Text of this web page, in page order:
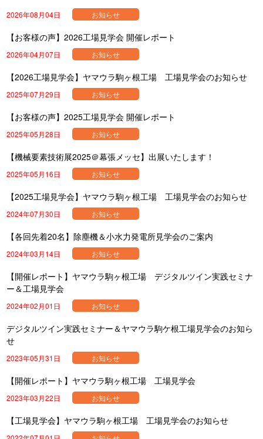
2026年08月04日 お知らせ
【お客様の声】2026工場見学会 開催レポート
2026年04月07日 お知らせ
【2026工場見学会】ヤマウラ駒ヶ根工場 工場見学会のお知らせ
2025年07月29日 お知らせ
【お客様の声】2025工場見学会 開催レポート
2025年05月28日 お知らせ
【機械要素技術展2025＠幕張メッセ】出展いたします！
2025年05月16日 お知らせ
【2025工場見学会】ヤマウラ駒ヶ根工場 工場見学会のお知らせ
2024年07月30日 お知らせ
【各回先着20名】除塵機＆小水力発電所見学会のご案内
2024年03月14日 お知らせ
【開催レポート】ヤマウラ駒ヶ根工場 デジタルツイン実践セミナ
ー＆工場見学会
2024年02月01日 お知らせ
デジタルツイン実践セミナー＆ヤマウラ駒ケ根工場見学会のお知ら
せ
2023年05月31日 お知らせ
【開催レポート】ヤマウラ駒ヶ根工場 工場見学会
2023年03月22日 お知らせ
【工場見学会】ヤマウラ駒ヶ根工場 工場見学会のお知らせ